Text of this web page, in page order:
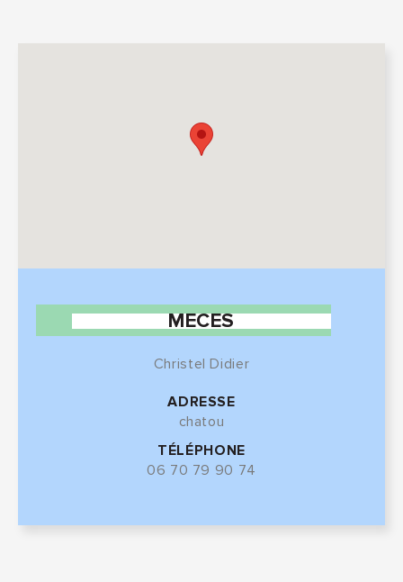
MECES
Christel Didier
ADRESSE
chatou
TÉLÉPHONE
06 70 79 90 74